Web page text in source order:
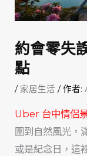
約會零失
點
/ 家居生活 / 作者:
Uber 台中情侶
圍到自然風光，
或是紀念日，這